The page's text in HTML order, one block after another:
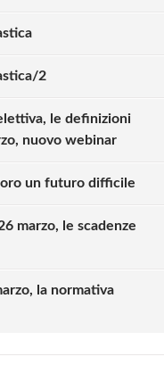
2
le definizioni
nuovo webinar
un futuro difficile
marzo, le scadenze
la normativa